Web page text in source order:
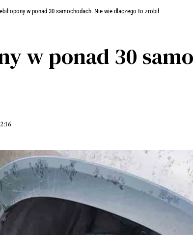
opony w ponad 30 samochodach. Nie wie dlaczego to zrobił
w ponad 30